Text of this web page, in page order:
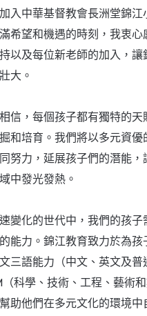
入中華基督教會長洲堂錦江
希望和機遇的時刻，我衷心
以及每位新老師的加入，讓
大。
信，每個孩子都有獨特的天
和培育。我們將以多元資優
努力，延展孩子們的潛能，
中發光發熱。
變化的世代中，我們的孩子
能力。錦江教育致力於為孩
三語能力（中文、英文及普
（科學、技術、工程、藝術
助他們在多元文化的環境中